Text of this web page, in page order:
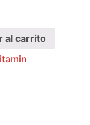
al carrito